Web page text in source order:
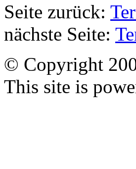
Seite zurück:
nächste Seite:
© Copyright
This site is